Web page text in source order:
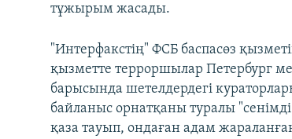
тұжырым жасады.
"Интерфакстің" ФСБ баспасөз
қызметте терроршылар Петербург
барысында шетелдердегі
байланыс орнатқаны туралы
қаза тауып, ондаған адам